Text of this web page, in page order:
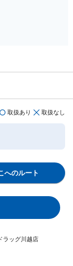
ラッグ川越店
取扱あり 取扱なし
へのルート